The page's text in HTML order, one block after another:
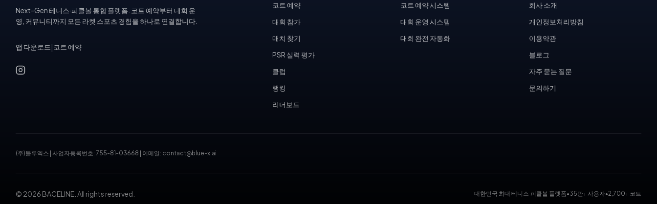
Next-Gen 테니스·피클볼 통합 플랫폼. 코트 예약부터 대회 운
영, 커뮤니티까지 모든 라켓 스포츠 경험을 하나로 연결합니다.
앱 다운로드 코트 예약
코트 예약
대회 참가
매치 찾기
PSR 실력 평가
클럽
랭킹
리더보드
코트 예약 시스템
대회 운영 시스템
대회 완전 자동화
회사 소개
개인정보처리방침
이용약관
블로그
자주 묻는 질문
문의하기
(주)블루엑스 사업자등록번호: 755-81-03668 이메일: contact@blue-x.ai
© 2026 BACELINE. All rights reserved. 대한민국 최대 테니스·피클볼 플랫폼•35만+ 사용자•2,700+ 코트